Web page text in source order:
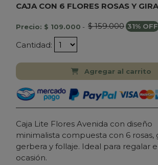
CAJA CON 6 FLORES ROSAS Y
Precio: $ 109.000 - $ 159.000 31% OFF
Cantidad:
Agregar al carrito
Caja Lite Flores Avenida con diseño
minimalista compuesta con 6 rosas,
gerbera y follaje. Ideal para regalar
ocasión.